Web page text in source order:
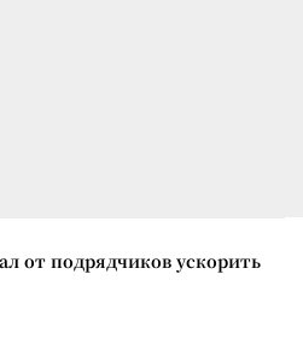
от подрядчиков ускорить